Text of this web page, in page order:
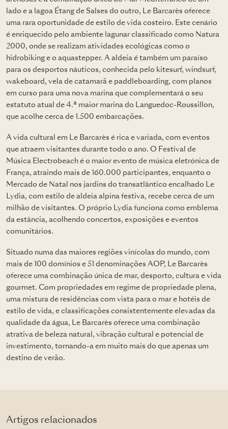
lado e a lagoa Étang de Salses do outro, Le Barcarès oferece
uma rara oportunidade de estilo de vida costeiro. Este cenário
é enriquecido pelo ambiente lagunar classificado como Natura
2000, onde se realizam atividades ecológicas como o
hidrobiking e o aquastepper. A aldeia é também um paraíso
para os desportos náuticos, conhecida pelo kitesurf, windsurf,
wakeboard, vela de catamarã e paddleboarding, com planos
em curso para uma nova marina que complementará o seu
estatuto atual de 4.ª maior marina do Languedoc-Roussillon,
que acolhe cerca de 1.500 embarcações.
A vida cultural em Le Barcarès é rica e variada, com eventos
que atraem visitantes durante todo o ano. O Festival de
Música Electrobeach é o maior evento de música eletrónica de
França, atraindo mais de 160.000 participantes, enquanto o
Mercado de Natal nos jardins do transatlântico encalhado Le
Lydia, com estilo de aldeia alpina festiva, recebe cerca de um
milhão de visitantes. O próprio Lydia funciona como emblema
da estância, acolhendo concertos, exposições e eventos
comunitários.
Situado numa das maiores regiões vinícolas do mundo, com
mais de 100 domínios e 51 denominações AOP, Le Barcarès
oferece uma combinação única de mar, desporto, cultura e vida
gourmet. Com propriedades em regime de propriedade plena,
uma mistura de residências com vista para o mar e hotéis de
estilo de vida, e classificações consistentemente elevadas da
qualidade da água, Le Barcarès oferece uma combinação
atrativa de beleza natural, vibração cultural e potencial de
investimento, tornando-a em muito mais do que apenas um
destino de verão.
Artigos relacionados